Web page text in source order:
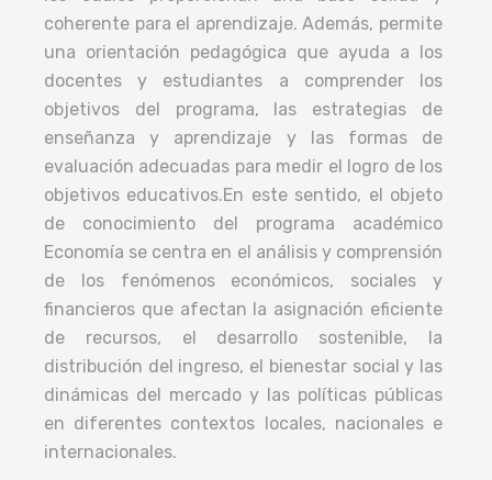
coherente para el aprendizaje. Además, permite
una orientación pedagógica que ayuda a los
docentes y estudiantes a comprender los
objetivos del programa, las estrategias de
enseñanza y aprendizaje y las formas de
evaluación adecuadas para medir el logro de los
objetivos educativos.En este sentido, el objeto
de conocimiento del programa académico
Economía se centra en el análisis y comprensión
de los fenómenos económicos, sociales y
financieros que afectan la asignación eficiente
de recursos, el desarrollo sostenible, la
distribución del ingreso, el bienestar social y las
dinámicas del mercado y las políticas públicas
en diferentes contextos locales, nacionales e
internacionales.